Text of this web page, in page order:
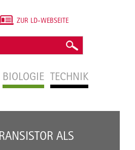
BIOLOGIE TECHNIK
ZUR LD-WEBSEITE
ALS